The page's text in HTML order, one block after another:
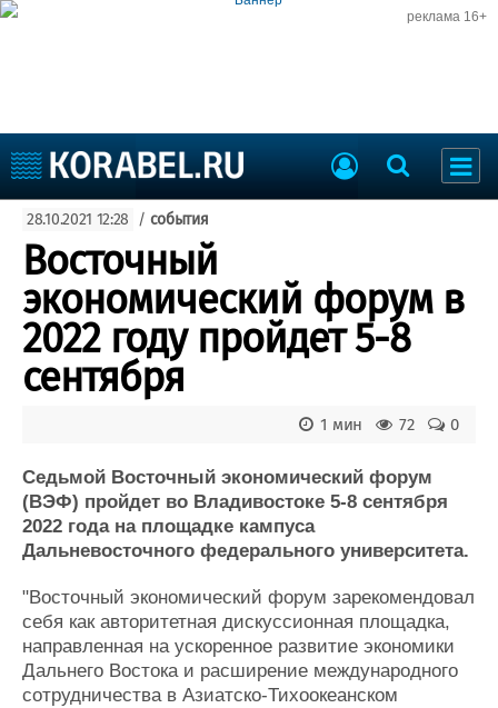
реклама 16+
Судоходство
Судоремонт
События
Порты
Рыболовство
ВМФ
Яхты и катера
Еще
Пульс
Новости
Компании
Репутация
Крюинг
Журнал
Реклама
Доска объявлений
Продажа флота
Оборудование
Изделия
Услуги
28.10.2021 12:28 / события
Восточный
экономический форум в
2022 году пройдет 5-8
сентября
0
72
1 мин
Седьмой Восточный экономический форум
(ВЭФ) пройдет во Владивостоке 5-8 сентября
2022 года на площадке кампуса
Дальневосточного федерального университета.
"Восточный экономический форум зарекомендовал
себя как авторитетная дискуссионная площадка,
направленная на ускоренное развитие экономики
Дальнего Востока и расширение международного
сотрудничества в Азиатско-Тихоокеанском